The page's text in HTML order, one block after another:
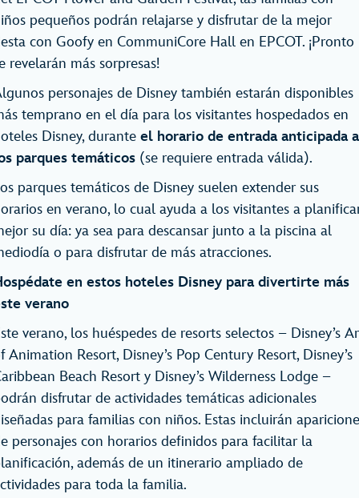
pequeños podrán relajarse y disfrutar de la mejor
con Goofy en CommuniCore Hall en EPCOT. ¡Pronto
revelarán más sorpresas!
personajes de Disney también estarán disponibles
temprano en el día para los visitantes hospedados en
Disney, durante el horario de entrada anticipada a
parques temáticos(se requiere entrada válida).
parques temáticos de Disney suelen extender sus
en verano, lo cual ayuda a los visitantes a
su día: ya sea para descansar junto a la piscina al
o para disfrutar de más atracciones.
en estos hoteles Disney para divertirte más
verano
verano, los huéspedes de resorts selectos – Disney’s
Animation Resort, Disney’s Pop Century Resort, Disney’s
Beach Resort y Disney’s Wilderness Lodge –
disfrutar de actividades temáticas adicionales
para familias con niños. Estas incluirán
personajes con horarios definidos para facilitar la
además de un itinerario ampliado de
para toda la familia.